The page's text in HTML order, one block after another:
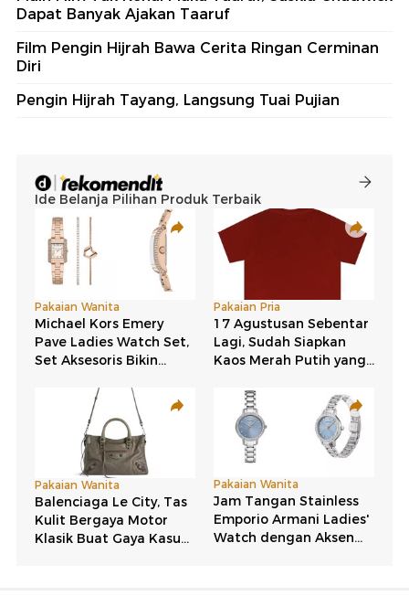
Dapat Banyak Ajakan Taaruf
Film Pengin Hijrah Bawa Cerita Ringan Cerminan
Diri
Pengin Hijrah Tayang, Langsung Tuai Pujian